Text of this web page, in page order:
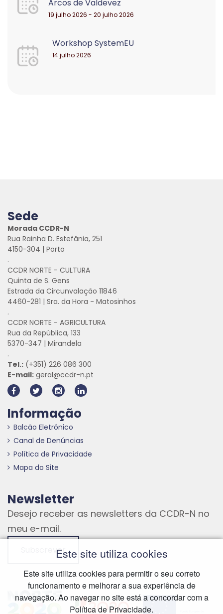
Arcos de Valdevez
19 julho 2026 - 20 julho 2026
Workshop SystemEU
14 julho 2026
Sede
Morada CCDR-N
Rua Rainha D. Estefânia, 251
4150-304 | Porto
.
CCDR NORTE - CULTURA
Quinta de S. Gens
Estrada da Circunvalação 11846
4460-281 | Sra. da Hora - Matosinhos
.
CCDR NORTE - AGRICULTURA
Rua da República, 133
5370-347 | Mirandela
.
Tel.: (+351) 226 086 300
E-mail: geral@ccdr-n.pt
Informação
Balcão Eletrónico
Canal de Denúncias
Política de Privacidade
Mapa do Site
Newsletter
Desejo receber as newsletters da CCDR-N no
meu e-mail.
Subscrever
Hiperligação externaHiperligação externaHiperligação externa
Este site utiliza cookies
Este site utiliza cookies para permitir o seu correto
funcionamento e melhorar a sua experiência de
navegação. Ao navegar no site está a concordar com a
Política de Privacidade.